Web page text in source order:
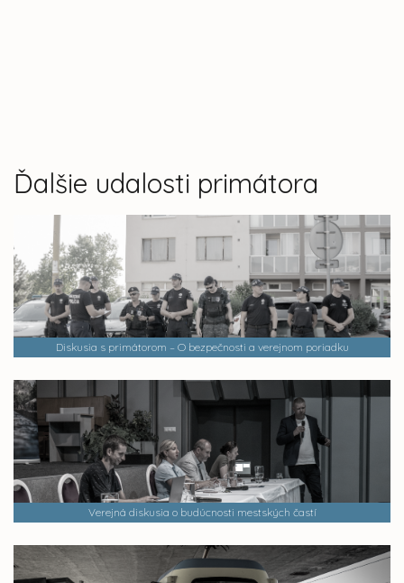
Ďalšie udalosti primátora
Diskusia s primátorom – O bezpečnosti a verejnom poriadku
Verejná diskusia o budúcnosti mestských častí